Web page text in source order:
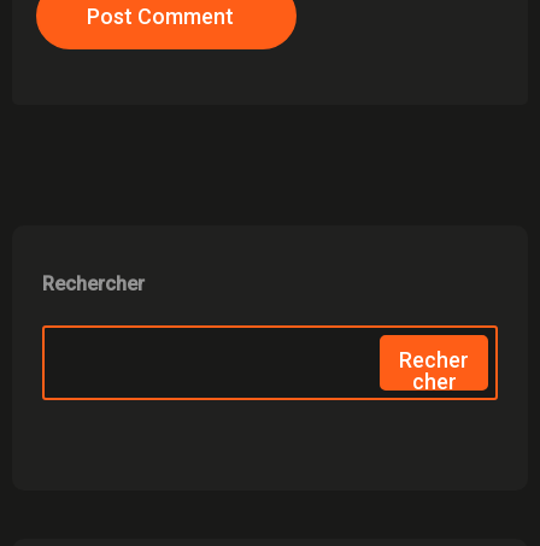
Post Comment
Rechercher
Recher
Cher